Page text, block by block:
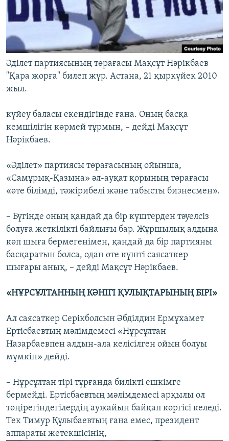
Әділет партиясының төрағасы Мақсұт Нәрікбаев
"Қара жорға" билеп жүр. Астана, 21 қыркүйек 2010
жыл.
күйеу баласы екендігінде ғана. Оның басқа
кемшілігін көрмей тұрмын, – дейді Мақсұт
Нәрікбаев.
«Әділет» партиясы төрағасының ойынша,
«Самұрық-Қазына» әл-ауқат қорының төрағасы
«өте білімді, тәжірибелі және табысты бизнесмен».
– Бүгінде оның қандай да бір күштерден тәуелсіз
болуға жеткілікті байлығы бар. Жұршылық алдына
көп шыға бермегенімен, қандай да бір партияны
басқаратын болса, одан өте күшті саясаткер
шығары анық, – дейді Мақсұт Нәрікбаев.
«НҰРСҰЛТАННЫҢ КӘНІГІ ҚУЛЫҚТАРЫНЫҢ БІРІ»
Ал саясаткер Серікболсын Әбділдин Ермұхамет
Ертісбаевтың мәлімдемесі «Нұрсұлтан
Назарбаевпен алдын-ала келісілген ойын болуы
мүмкін» дейді.
– Нұрсұлтан тірі тұрғанда билікті ешкімге
бермейді. Ертісбаевтың мәлімдемесі арқылы ол
төңірегіндегілердің аужайын байқап көргісі келеді.
Тек Тимур Құлыбаевтың ғана емес, президент
аппараты жетекшісінің,